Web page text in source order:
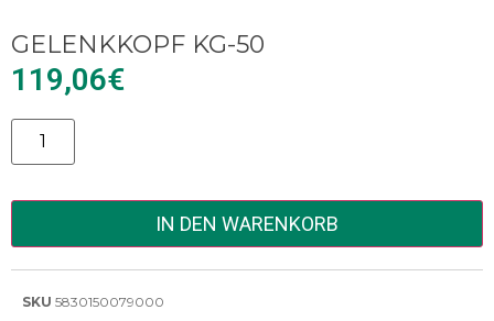
GELENKKOPF KG-50
119,06€
Alternative:
IN DEN WARENKORB
SKU 5830150079000